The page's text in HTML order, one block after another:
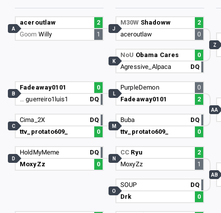
aceroutlaw
2
Goom Willy 1
A
Fadeaway0101
0
…guerreiro1luis1 DQ
B
Cima_2X
DQ
ttv_protato609_
0
C
HoldMyMeme
DQ
MoxyZz
0
D
M30W Shadoww
2
aceroutlaw
0
J
NoU Obama Cares
0
Agressive_Alpaca
DQ
K
PurpleDemon
0
Fadeaway0101
2
L
Buba
DQ
ttv_protato609_
0
M
CC Ryu
2
MoxyZz
1
N
SOUP
DQ
Drk
0
O
Z
AA
AB